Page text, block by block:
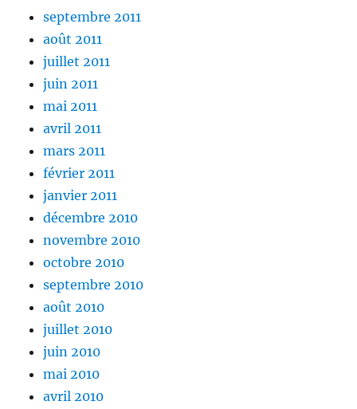
septembre 2011
août 2011
juillet 2011
juin 2011
mai 2011
avril 2011
mars 2011
février 2011
janvier 2011
décembre 2010
novembre 2010
octobre 2010
septembre 2010
août 2010
juillet 2010
juin 2010
mai 2010
avril 2010